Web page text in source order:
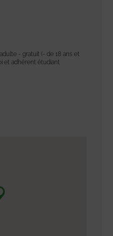
- gratuit (- de 18 ans et
et adhérent étudiant